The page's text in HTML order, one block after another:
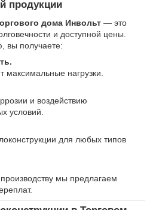
продукции
дома Инвольт — это
и доступной цены.
вы получаете:
нагрузки.
и воздействию
условий.
для любых типов
мы предлагаем